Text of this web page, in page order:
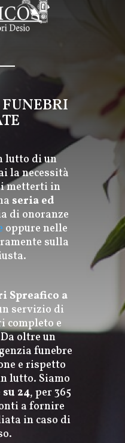
lutto di un
la necessità
metterti in
seria ed
di onoranze
oppure nelle
sulla
Spreafico a
servizio di
completo e
oltre un
funebre
e rispetto
lutto. Siamo
24, per 365
a fornire
in caso di